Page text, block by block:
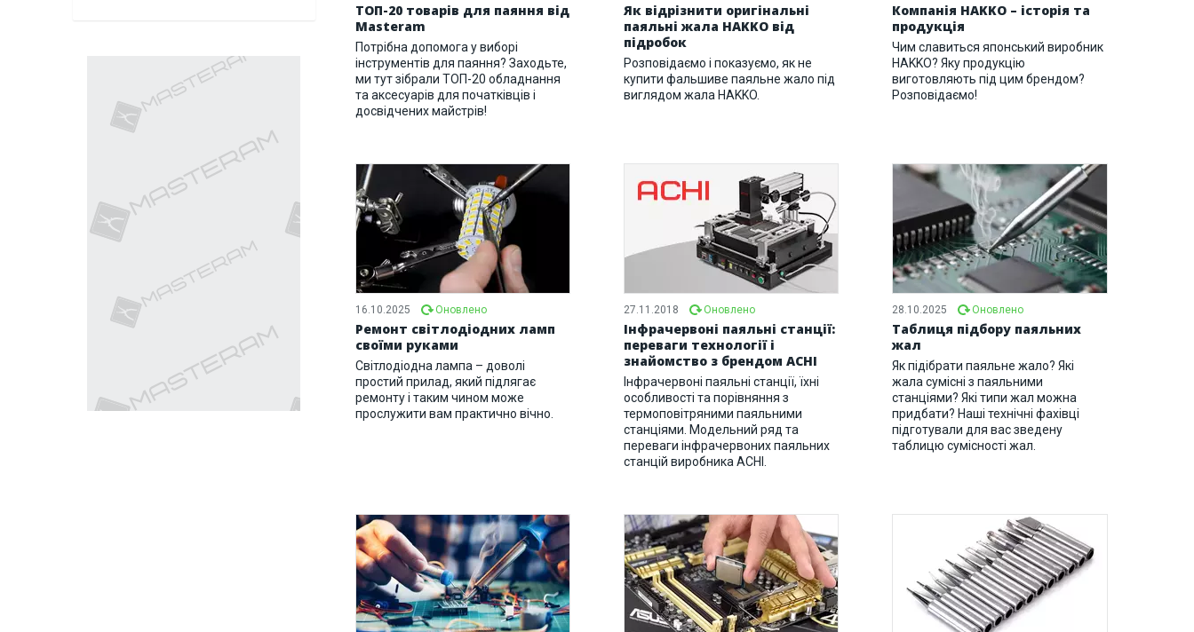
ТОП-20 товарів для паяння від
Masteram
Потрібна допомога у виборі
інструментів для паяння? Заходьте,
ми тут зібрали ТОП-20 обладнання
та аксесуарів для початківців і
досвідчених майстрів!
Як відрізнити оригінальні
паяльні жала HAKKO від
підробок
Розповідаємо і показуємо, як не
купити фальшиве паяльне жало під
виглядом жала HAKKO.
Компанія HAKKO – історія та
продукція
Чим славиться японський виробник
HAKKO? Яку продукцію
виготовляють під цим брендом?
Розповідаємо!
16.10.2025 Оновлено
Ремонт світлодіодних ламп
своїми руками
Світлодіодна лампа – доволі
простий прилад, який підлягає
ремонту і таким чином може
прослужити вам практично вічно.
27.11.2018 Оновлено
Інфрачервоні паяльні станції:
переваги технології і
знайомство з брендом ACHI
Інфрачервоні паяльні станції, їхні
особливості та порівняння з
термоповітряними паяльними
станціями. Модельний ряд та
переваги інфрачервоних паяльних
станцій виробника ACHI.
28.10.2025 Оновлено
Таблиця підбору паяльних
жал
Як підібрати паяльне жало? Які
жала сумісні з паяльними
станціями? Які типи жал можна
придбати? Наші технічні фахівці
підготували для вас зведену
таблицю сумісності жал.